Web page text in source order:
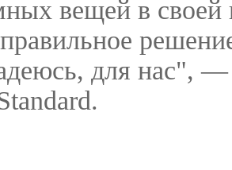
вещей в своей
для нас", —